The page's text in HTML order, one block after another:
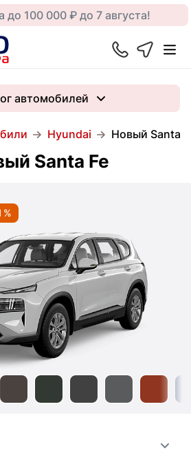
до 100 000 ₽ до 7 августа!
Hyundai Новый Santa
автомобилей
Santa Fe
%